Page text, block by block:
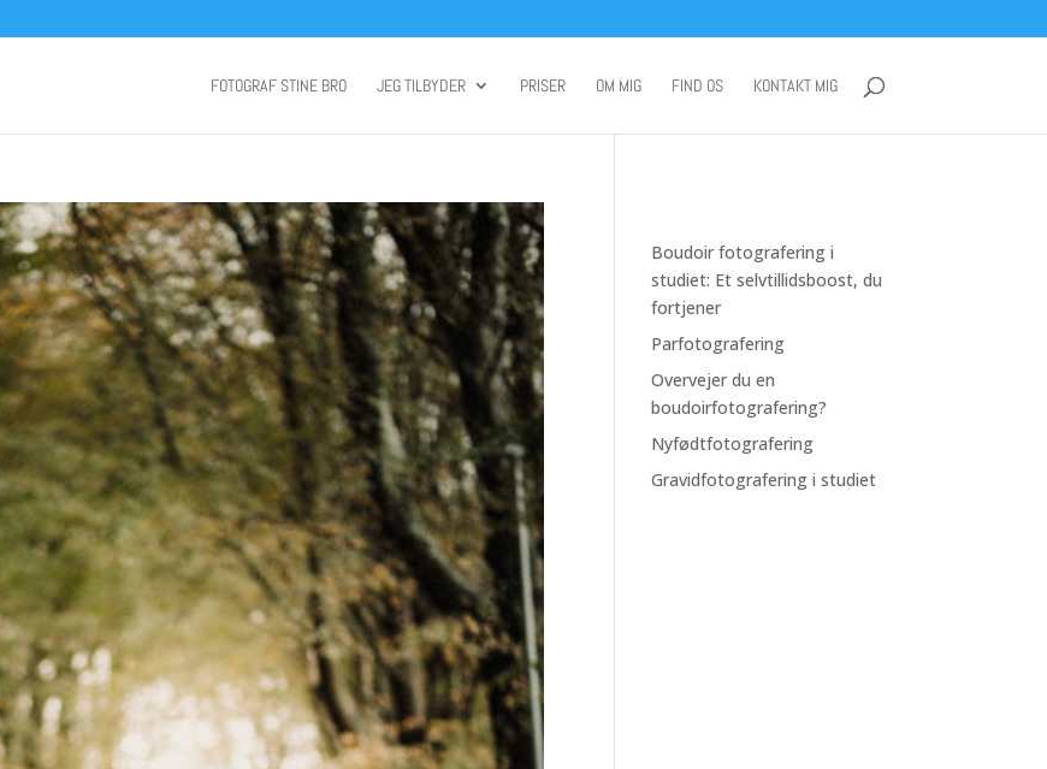
FOTOGRAF STINE BRO JEG TILBYDER PRISER OM MIG FIND OS KONTAKT MIG
Boudoir fotografering i
studiet: Et selvtillidsboost, du
fortjener
Parfotografering
Overvejer du en
boudoirfotografering?
Nyfødtfotografering
Gravidfotografering i studiet